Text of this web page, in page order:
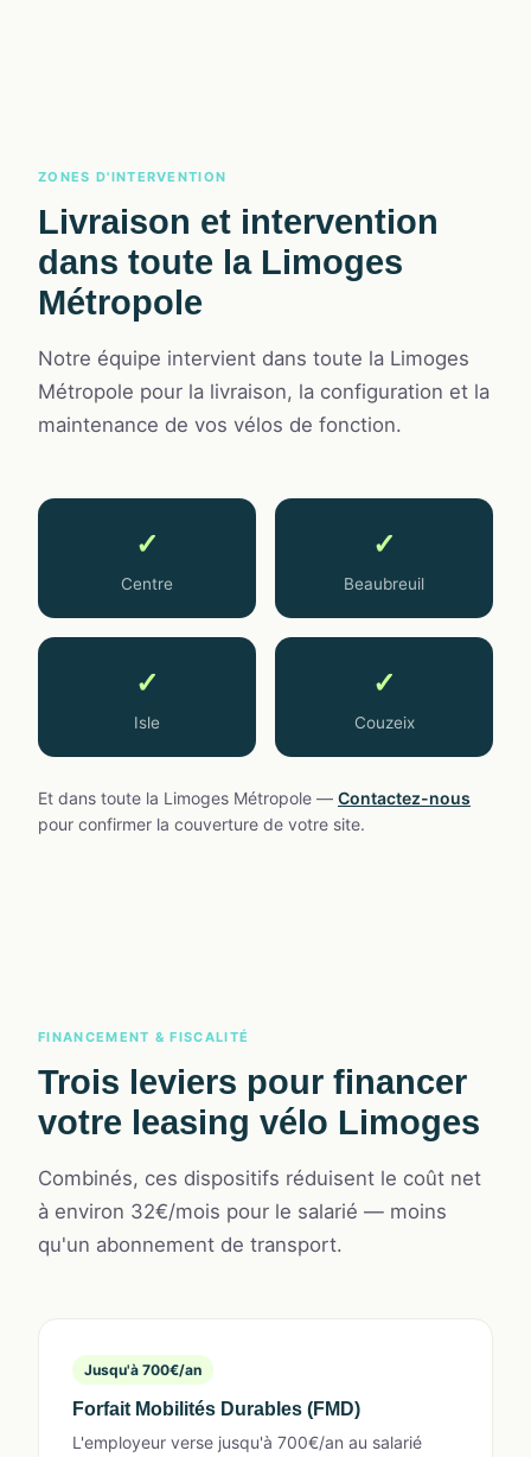
ZONES D'INTERVENTION
Livraison et intervention
dans toute la Limoges
Métropole
Notre équipe intervient dans toute la Limoges
Métropole pour la livraison, la configuration et la
maintenance de vos vélos de fonction.
✓
Centre
✓
Beaubreuil
✓
Isle
✓
Couzeix
Et dans toute la Limoges Métropole — Contactez-nous
pour confirmer la couverture de votre site.
FINANCEMENT & FISCALITÉ
Trois leviers pour financer
votre leasing vélo Limoges
Combinés, ces dispositifs réduisent le coût net
à environ 32€/mois pour le salarié — moins
qu'un abonnement de transport.
Jusqu'à 700€/an
Forfait Mobilités Durables (FMD)
L'employeur verse jusqu'à 700€/an au salarié